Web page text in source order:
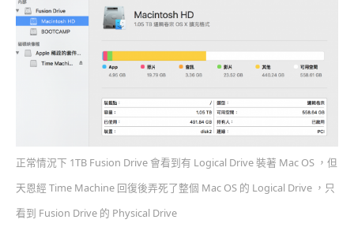
正常情況下 1TB Fusion Drive 會看到有 Logical Drive 裝著 Mac OS ，但
天恩經 Time Machine 回復後弄死了整個 Mac OS 的 Logical Drive ，只
看到 Fusion Drive 的 Physical Drive